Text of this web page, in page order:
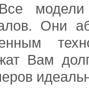
модели
Они
Вам